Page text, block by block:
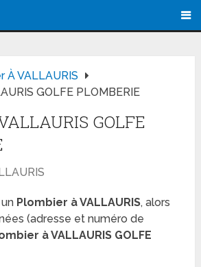
À VALLAURIS
GOLFE PLOMBERIE
GOLFE
Plombier à VALLAURIS, alors
(adresse et numéro de
à VALLAURIS GOLFE